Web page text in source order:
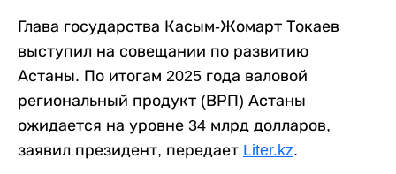
Глава государства Касым-Жомарт Токаев
выступил на совещании по развитию
Астаны. По итогам 2025 года валовой
региональный продукт (ВРП) Астаны
ожидается на уровне 34 млрд долларов,
заявил президент, передает Liter.kz.